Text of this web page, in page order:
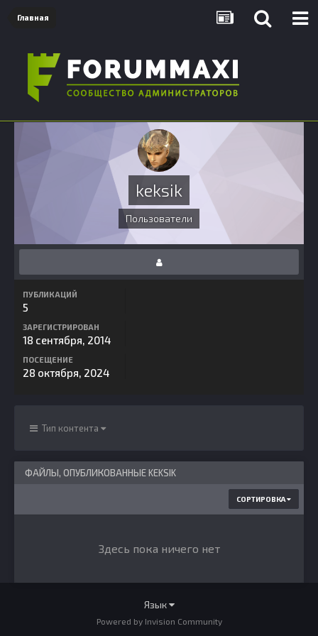
Главная
keksik
Пользователи
ПУБЛИКАЦИЙ
5
ЗАРЕГИСТРИРОВАН
18 сентября, 2014
ПОСЕЩЕНИЕ
28 октября, 2024
Тип контента
ФАЙЛЫ, ОПУБЛИКОВАННЫЕ KEKSIK
СОРТИРОВКА
Здесь пока ничего нет
Язык
Powered by Invision Community